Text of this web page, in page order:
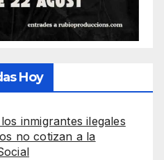
Hoy
inmigrantes ilegales
no cotizan a la